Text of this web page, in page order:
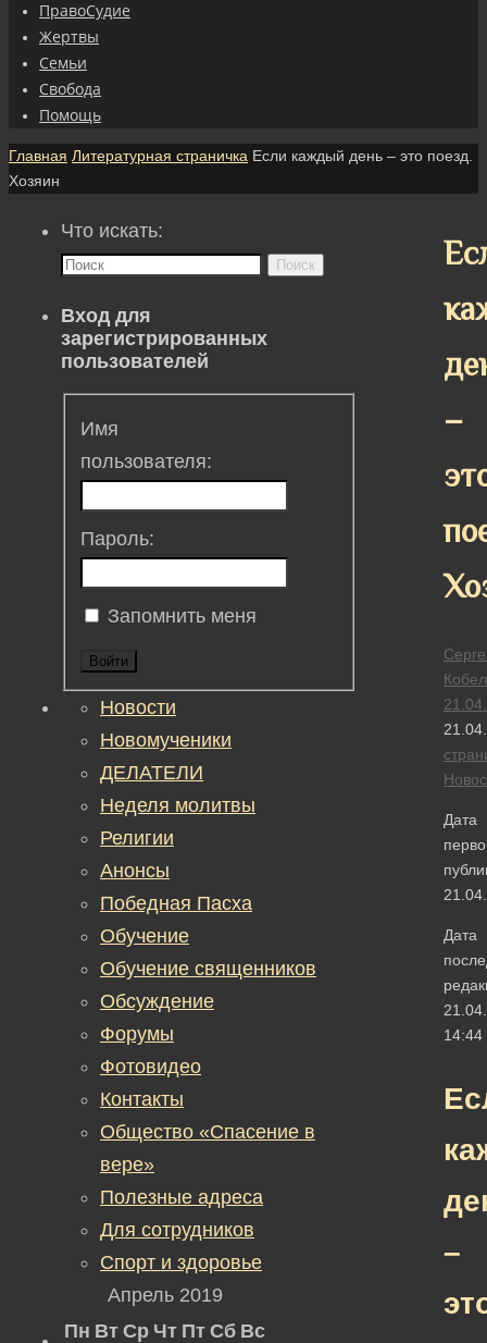
ПравоСудие
Жертвы
Семьи
Свобода
Помощь
Главная Литературная страничка Если каждый день – это поезд.
Хозяин
–
Дата
Дата
14:44
–
Что искать:
Поиск
Вход для
зарегистрированных
пользователей
Имя
пользователя:
Пароль:
Запомнить меня
Войти
Новости
Новомученики
ДЕЛАТЕЛИ
Неделя молитвы
Религии
Анонсы
Победная Пасха
Обучение
Обучение священников
Обсуждение
Форумы
Фотовидео
Контакты
Общество «Спасение в
вере»
Полезные адреса
Для сотрудников
Спорт и здоровье
Апрель 2019
Пн Вт Ср Чт Пт Сб Вс